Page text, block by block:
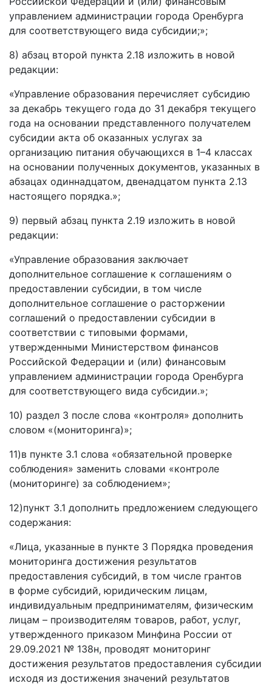
управлением администрации города Оренбурга
для соответствующего вида субсидии;»;
8) абзац второй пункта 2.18 изложить в новой
редакции:
«Управление образования перечисляет субсидию
за декабрь текущего года до 31 декабря текущего
года на основании представленного получателем
субсидии акта об оказанных услугах за
организацию питания обучающихся в 1–4 классах
на основании полученных документов, указанных в
абзацах одиннадцатом, двенадцатом пункта 2.13
настоящего порядка.»;
9) первый абзац пункта 2.19 изложить в новой
редакции:
«Управление образования заключает
дополнительное соглашение к соглашениям о
предоставлении субсидии, в том числе
дополнительное соглашение о расторжении
соглашений о предоставлении субсидии в
соответствии с типовыми формами,
утвержденными Министерством финансов
Российской Федерации и (или) финансовым
управлением администрации города Оренбурга
для соответствующего вида субсидии.»;
10) раздел 3 после слова «контроля» дополнить
словом «(мониторинга)»;
11)в пункте 3.1 слова «обязательной проверке
соблюдения» заменить словами «контроле
(мониторинге) за соблюдением»;
12)пункт 3.1 дополнить предложением следующего
содержания:
«Лица, указанные в пункте 3 Порядка проведения
мониторинга достижения результатов
предоставления субсидий, в том числе грантов
в форме субсидий, юридическим лицам,
индивидуальным предпринимателям, физическим
лицам – производителям товаров, работ, услуг,
утвержденного приказом Минфина России от
29.09.2021 № 138н, проводят мониторинг
достижения результатов предоставления субсидии
исходя из достижения значений результатов